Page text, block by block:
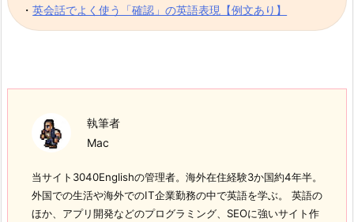
・英会話でよく使う「確認」の英語表現【例文あり】
執筆者
Mac
当サイト3040Englishの管理者。海外在住経験3か国約4年半。
外国での生活や海外でのIT企業勤務の中で英語を学ぶ。 英語の
ほか、アプリ開発などのプログラミング、SEOに強いサイト作